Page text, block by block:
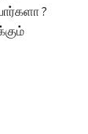
?